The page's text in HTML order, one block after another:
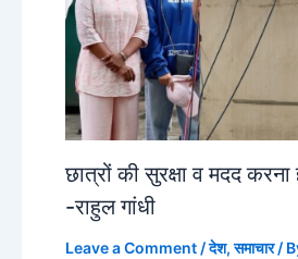
छात्रों की सुरक्षा व मदद करना
-राहुल गांधी
Leave a Comment /देश,समाचार/